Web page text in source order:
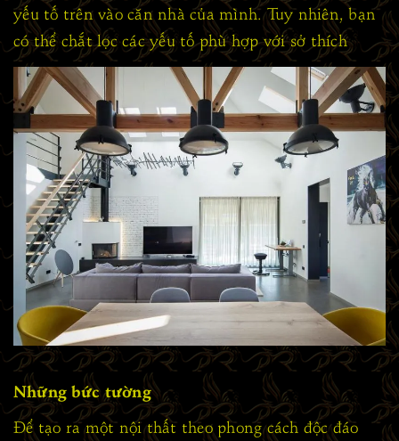
yếu tố trên vào căn nhà của mình. Tuy nhiên, bạn
có thể chắt lọc các yếu tố phù hợp với sở thích
Những bức tường
Để tạo ra một nội thất theo phong cách độc đáo